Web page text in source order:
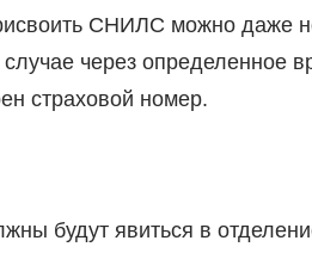
СНИЛС можно даже
случае через определенное
страховой номер.
будут явиться в